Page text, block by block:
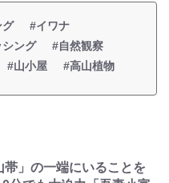
グ
#イワナ
ング
#自然観察
#山小屋 #高山植物
帯」の一端にいることを